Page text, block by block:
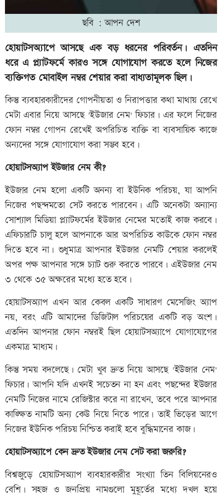
ছবি : আপন দেশ
হোয়াটসঅ্যাপে আসছে এক বড় ধরনের পরিবর্তন। এতদিন
ধরে এ প্ল্যাটফর্মে কারও সঙ্গে যোগাযোগ করতে হলে নিজের
ব্যক্তিগত মোবাইল নম্বর শেয়ার করা বাধ্যতামূলক ছিল।
কিন্তু ব্যবহারকারীদের গোপনীয়তা ও নিরাপত্তার কথা মাথায় রেখে
মেটা এবার নিয়ে আসছে 'ইউজার নেম' ফিচার। এর ফলে নিজের
ফোন নম্বর গোপন রেখেই অপরিচিত ব্যক্তি বা ব্যবসায়িক কাজে
অন্যদের সঙ্গে যোগাযোগ করা সম্ভব হবে।
হোয়াটসঅ্যাপ ইউজার নেম কী?
ইউজার নেম হলো একটি অনন্য বা ইউনিক পরিচয়, যা আপনি
নিজের পছন্দমতো সেট করতে পারবেন। এটি অনেকটা অন্যান্য
সোশ্যাল মিডিয়া প্ল্যাটফর্মের ইউজার নেমের মতোই কাজ করবে।
এফিচারটি চালু হলে আপনাকে আর অপরিচিত কাউকে ফোন নম্বর
দিতে হবে না। শুধুমাত্র আপনার ইউজার নেমটি শেয়ার করলেই
অপর পক্ষ আপনার সঙ্গে চ্যাট শুরু করতে পারবে। এইউজার নেম
৩ থেকে ৩৫ অক্ষরের মধ্যে হতে হবে।
হোয়াটসঅ্যাপ এখন আর কেবল একটি সাধারণ মেসেজিং অ্যাপ
নয়, বরং এটি আমাদের ডিজিটাল পরিচয়ের একটি বড় অংশ।
এতদিন আপনার ফোন নম্বরই ছিল হোয়াটসঅ্যাপে যোগাযোগের
একমাত্র মাধ্যম।
কিন্তু সময় বদলেছে। মেটা খুব দ্রুত নিয়ে আসছে 'ইউজার নেম'
ফিচার। আপনি যদি এখনই সচেতন না হন এবং পছন্দের ইউজার
নেমটি নিজের নামে রেজিস্টার করে না রাখেন, তবে পরে আপনার
কাঙ্ক্ষিত নামটি অন্য কেউ নিয়ে নিতে পারে। তাই ভিড়ের আগে
নিজের ইউনিক পরিচয় নিশ্চিত করাই হবে বুদ্ধিমানের কাজ।
হোয়াটসঅ্যাপে কেন দ্রুত ইউজার নেম সেট করা জরুরি?
বিশ্বজুড়ে হোয়াটসঅ্যাপ ব্যবহারকারীর সংখ্যা তিন বিলিয়নেরও
বেশি। সহজ ও জনপ্রিয় নামগুলো মুহূর্তের মধ্যে দখল হয়ে